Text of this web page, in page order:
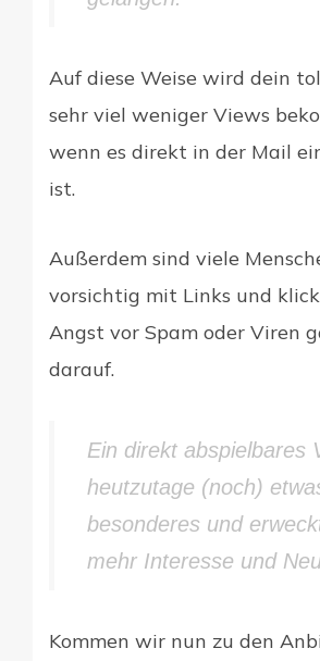
Auf diese Weise wird dein
sehr viel weniger Views
wenn es direkt in der Mail
ist.
Außerdem sind viele
vorsichtig mit Links und
Angst vor Spam oder Viren
darauf.
Ein direkt abspielbares
heutzutage (noch)
besonderes und
mehr Interesse und
Kommen wir nun zu den